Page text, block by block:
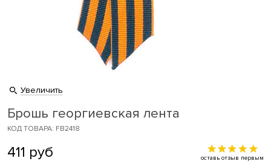
Увеличить
Брошь георгиевская лента
КОД ТОВАРА: FB2418
411 руб оставь отзыв первым